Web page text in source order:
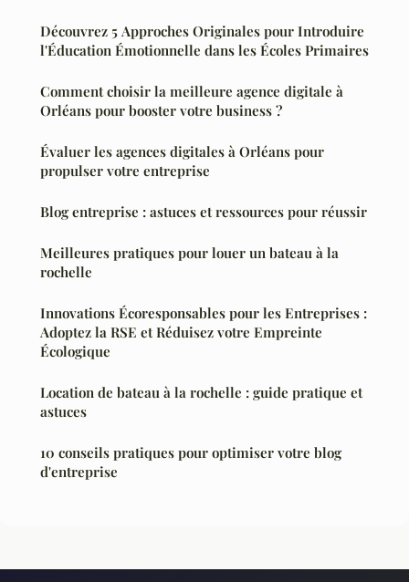
Découvrez 5 Approches Originales pour Introduire
l'Éducation Émotionnelle dans les Écoles Primaires
Comment choisir la meilleure agence digitale à
Orléans pour booster votre business ?
Évaluer les agences digitales à Orléans pour
propulser votre entreprise
Blog entreprise : astuces et ressources pour réussir
Meilleures pratiques pour louer un bateau à la
rochelle
Innovations Écoresponsables pour les Entreprises :
Adoptez la RSE et Réduisez votre Empreinte
Écologique
Location de bateau à la rochelle : guide pratique et
astuces
10 conseils pratiques pour optimiser votre blog
d'entreprise